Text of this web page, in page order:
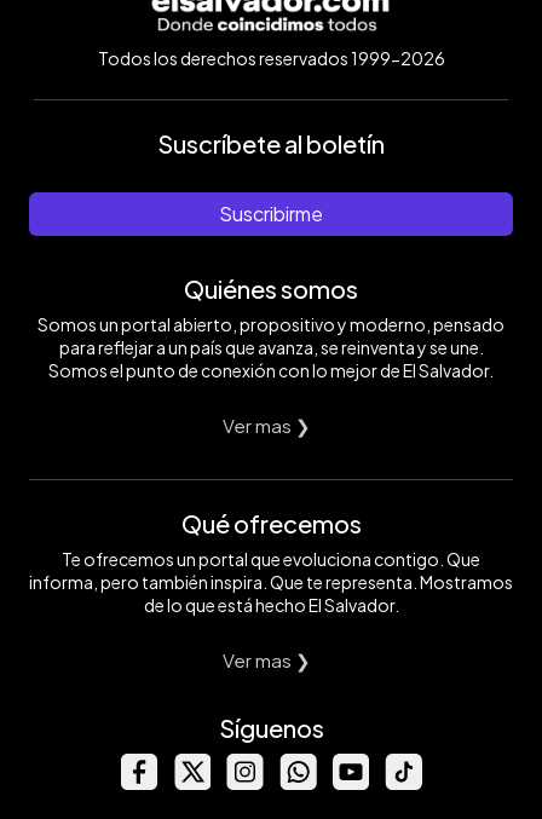
Todos los derechos reservados 1999-2026
Suscríbete al boletín
Suscribirme
Quiénes somos
Somos un portal abierto, propositivo y moderno, pensado
para reflejar a un país que avanza, se reinventa y se une.
Somos el punto de conexión con lo mejor de El Salvador.
Ver mas ❯
Qué ofrecemos
Te ofrecemos un portal que evoluciona contigo. Que
informa, pero también inspira. Que te representa. Mostramos
de lo que está hecho El Salvador.
Ver mas ❯
Síguenos